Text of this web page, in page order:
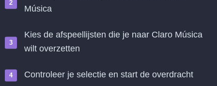
Música
Kies de afspeellijsten die je naar Claro Música
wilt overzetten
Controleer je selectie en start de overdracht